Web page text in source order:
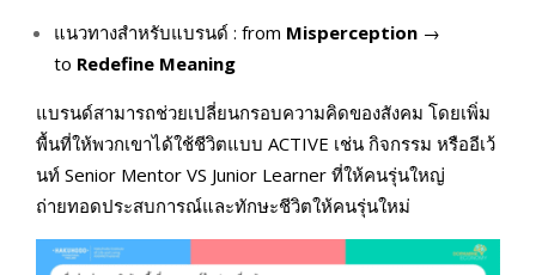
แนวทางสำหรับแบรนด์ : from Misperception →
to Redefine Meaning
แบรนด์สามารถช่วยเปลี่ยนกรอบความคิดของสังคม โดยเพิ่ม
พื้นที่ให้พวกเขาได้ใช้ชีวิตแบบ ACTIVE เช่น กิจกรรม หรืออีเว้
นท์ Senior Mentor VS Junior Learner ที่ให้คนรุ่นใหญ่
ถ่ายทอดประสบการณ์และทักษะชีวิตให้คนรุ่นใหม่